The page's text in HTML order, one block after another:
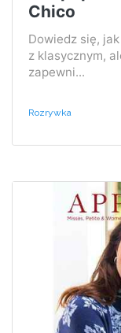
Chico
Dowiedz się,
z klasycznym,
zapewni...
Rozrywka